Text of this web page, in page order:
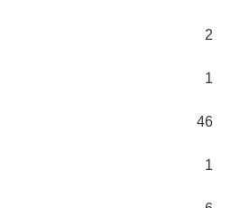
2
1
46
1